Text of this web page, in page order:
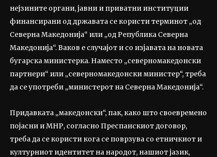
нејзините органи, јавни и приватни институции
финансирани од државата се користи терминот „од
Северна Македонија“ или „од Република Северна
Македонија“. Ваков е случајот и со изјавата на новата
бугарска министерка. Наместо „северномакедонски
партнери“ или „северномакедонски министер“, треба
да се употреби „министерот на Северна Македонија“.
Придавката „македонски“, пак, како што своевремено
појасни и МНР, согласно Преспанскиот договор,
треба да се користи кога се поврзува со етничкиот и
културниот идентитет на народот, нашиот јазик,